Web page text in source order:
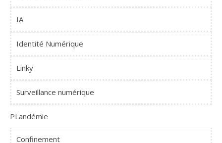
IA
Identité Numérique
Linky
Surveillance numérique
PLandémie
Confinement